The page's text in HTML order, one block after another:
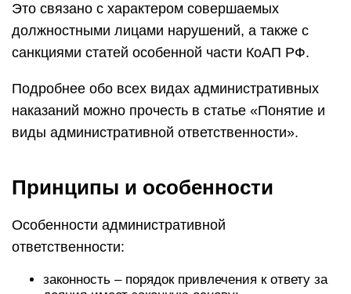
Это связано с характером совершаемых
должностными лицами нарушений, а также с
санкциями статей особенной части КоАП РФ.
Подробнее обо всех видах административных
наказаний можно прочесть в статье «Понятие и
виды административной ответственности».
Принципы и особенности
Особенности административной
ответственности:
законность – порядок привлечения к ответу за